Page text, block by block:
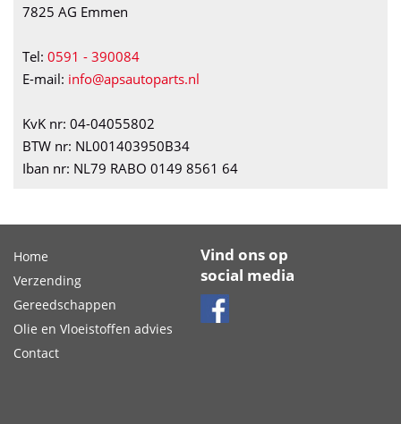
7825 AG Emmen
Tel: 0591 - 390084
E-mail: info@apsautoparts.nl
KvK nr: 04-04055802
BTW nr: NL001403950B34
Iban nr: NL79 RABO 0149 8561 64
Home
Verzending
Gereedschappen
Olie en Vloeistoffen advies
Contact
Vind ons op
social media